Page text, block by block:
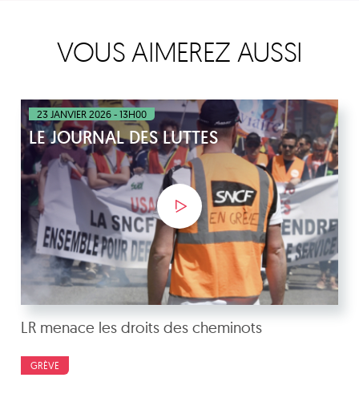
VOUS AIMEREZ AUSSI
23 JANVIER 2026 - 13H00
LE JOURNAL DES LUTTES
LR menace les droits des cheminots
GRÈVE